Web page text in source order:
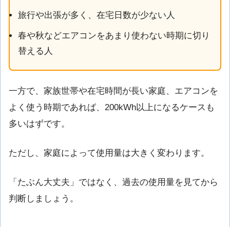
旅行や出張が多く、在宅日数が少ない人
春や秋などエアコンをあまり使わない時期に切り
替える人
一方で、家族世帯や在宅時間が長い家庭、エアコンを
よく使う時期であれば、200kWh以上になるケースも
多いはずです。
ただし、家庭によって使用量は大きく変わります。
「たぶん大丈夫」ではなく、過去の使用量を見てから
判断しましょう。